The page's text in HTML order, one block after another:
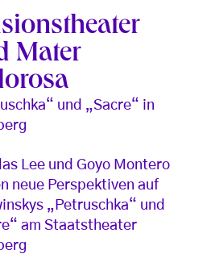
Mater
und „Sacre“ in
Lee und Goyo Montero
neue Perspektiven auf
„Petruschka“ und
am Staatstheater